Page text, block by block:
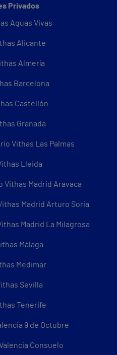
Privados
Aguas Vivas
Alicante
Almería
Barcelona
Castellón
Granada
Vithas Las Palmas
Lleida
Madrid Aravaca
Madrid Arturo Soria
Madrid La Milagrosa
Málaga
Medimar
Sevilla
Tenerife
9 de Octubre
Consuelo